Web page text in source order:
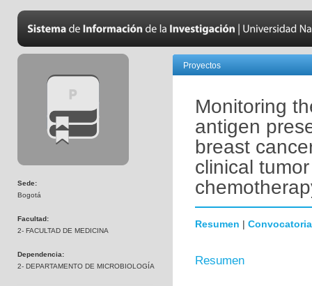
Sede:
Bogotá
Facultad:
2- FACULTAD DE MEDICINA
Dependencia:
2- DEPARTAMENTO DE MICROBIOLOGÍA
Proyectos
Monitoring
antigen
breast
clinical
Resumen | Convocatoria
Resumen